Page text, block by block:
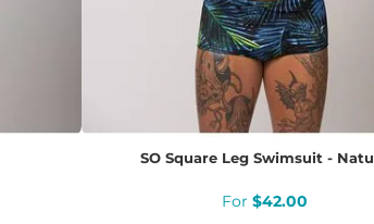
SO Square Leg Swimsuit -
$42.00